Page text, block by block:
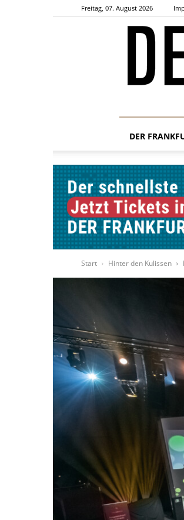
Freitag, 07. August 2026
DER
Start Hinter den Kulissen